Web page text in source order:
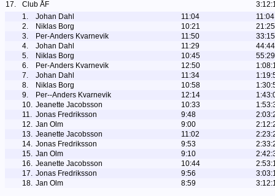
17. Club ÅF
1.
Johan Dahl 11:04
11:04
2.
Niklas Borg 10:21
21:25
3.
Per-Anders Kvarnevik 11:50
33:15
4.
Johan Dahl 11:29
44:44
5.
Niklas Borg 10:45
55:29
6.
Per-Anders Kvarnevik 12:50
7.
Johan Dahl 11:34
8.
Niklas Borg 10:58
9.
Per--Anders Kvarnevik 12:14
10. Jeanette Jacobsson 10:33
11. Jonas Fredriksson 9:48
12. Jan Olm 9:00
13. Jeanette Jacobsson 11:02
14. Jonas Fredriksson 9:53
15. Jan Olm 9:10
16. Jeanette Jacobsson 10:44
17. Jonas Fredriksson 9:56
18. Jan Olm 8:59